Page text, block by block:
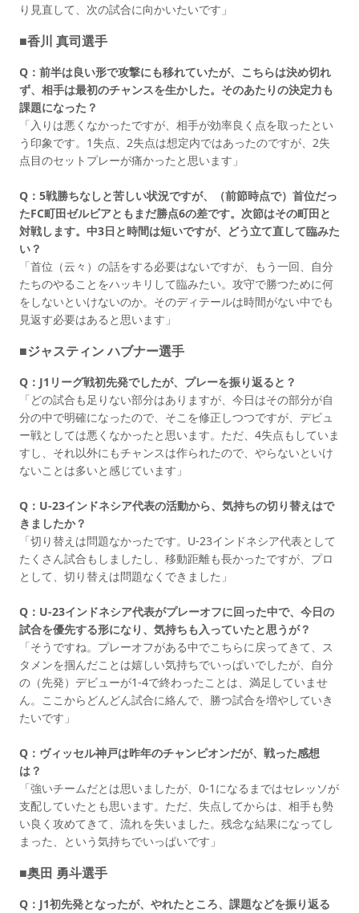
り見直して、次の試合に向かいたいです」
■香川 真司選手
Q：前半は良い形で攻撃にも移れていたが、こちらは決め切れ
ず、相手は最初のチャンスを生かした。そのあたりの決定力も
課題になった？
「入りは悪くなかったですが、相手が効率良く点を取ったとい
う印象です。1失点、2失点は想定内ではあったのですが、2失
点目のセットプレーが痛かったと思います」
Q：5戦勝ちなしと苦しい状況ですが、（前節時点で）首位だっ
たFC町田ゼルビアともまだ勝点6の差です。次節はその町田と
対戦します。中3日と時間は短いですが、どう立て直して臨みた
い？
「首位（云々）の話をする必要はないですが、もう一回、自分
たちのやることをハッキリして臨みたい。攻守で勝つために何
をしないといけないのか。そのディテールは時間がない中でも
見返す必要はあると思います」
■ジャスティン ハブナー選手
Q：J1リーグ戦初先発でしたが、プレーを振り返ると？
「どの試合も足りない部分はありますが、今日はその部分が自
分の中で明確になったので、そこを修正しつつですが、デビュ
ー戦としては悪くなかったと思います。ただ、4失点もしていま
すし、それ以外にもチャンスは作られたので、やらないといけ
ないことは多いと感じています」
Q：U-23インドネシア代表の活動から、気持ちの切り替えはで
きましたか？
「切り替えは問題なかったです。U-23インドネシア代表として
たくさん試合もしましたし、移動距離も長かったですが、プロ
として、切り替えは問題なくできました」
Q：U-23インドネシア代表がプレーオフに回った中で、今日の
試合を優先する形になり、気持ちも入っていたと思うが？
「そうですね。プレーオフがある中でこちらに戻ってきて、ス
タメンを掴んだことは嬉しい気持ちでいっぱいでしたが、自分
の（先発）デビューが1-4で終わったことは、満足していませ
ん。ここからどんどん試合に絡んで、勝つ試合を増やしていき
たいです」
Q：ヴィッセル神戸は昨年のチャンピオンだが、戦った感想
は？
「強いチームだとは思いましたが、0-1になるまではセレッソが
支配していたとも思います。ただ、失点してからは、相手も勢
い良く攻めてきて、流れを失いました。残念な結果になってし
まった、という気持ちでいっぱいです」
■奥田 勇斗選手
Q：J1初先発となったが、やれたところ、課題などを振り返る